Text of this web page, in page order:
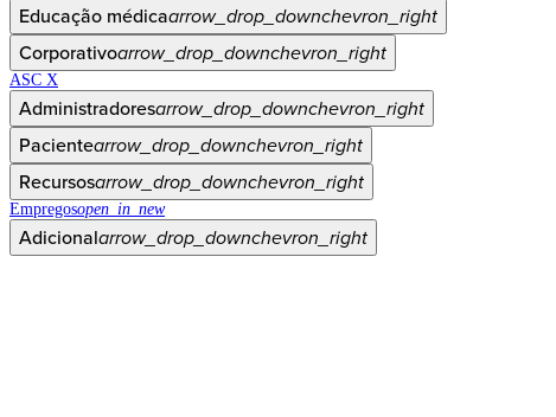
Educação médicaarrow_drop_downchevron_right
Corporativoarrow_drop_downchevron_right
ASC X
Administradoresarrow_drop_downchevron_right
Pacientearrow_drop_downchevron_right
Recursosarrow_drop_downchevron_right
Empregosopen_in_new
Adicionalarrow_drop_downchevron_right